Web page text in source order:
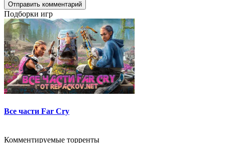
Отправить комментарий
Подборки игр
Все части Far Cry
Комментируемые торренты